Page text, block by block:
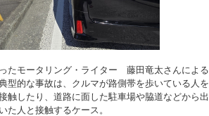
たモータリング・ライター 藤田竜太さんによ
型的な事故は、クルマが路側帯を歩いている人
触したり、道路に面した駐車場や脇道などから
た人と接触するケース。